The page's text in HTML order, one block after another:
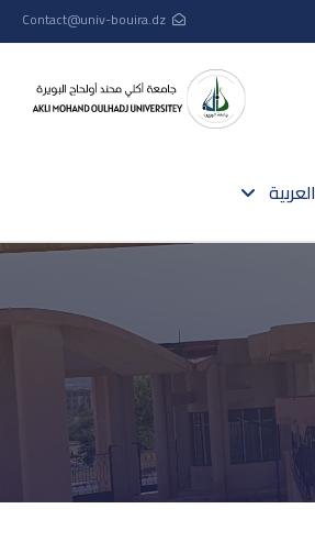
Contact@univ-bouira.dz
العربية